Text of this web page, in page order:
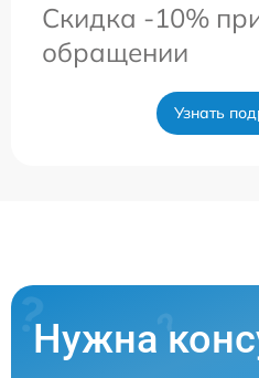
Скидка -10%
обращении
Узнать
Нужна